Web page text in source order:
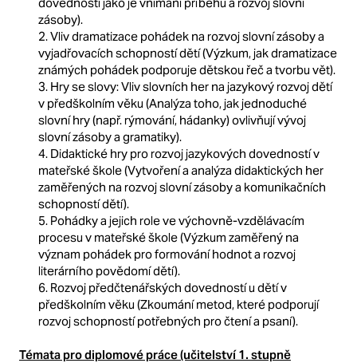
zásoby).
2. Vliv dramatizace pohádek na rozvoj slovní zásoby a
vyjadřovacích schopností dětí (Výzkum, jak dramatizace
známých pohádek podporuje dětskou řeč a tvorbu vět).
3. Hry se slovy: Vliv slovních her na jazykový rozvoj dětí
v předškolním věku (Analýza toho, jak jednoduché
slovní hry (např. rýmování, hádanky) ovlivňují vývoj
slovní zásoby a gramatiky).
4. Didaktické hry pro rozvoj jazykových dovedností v
mateřské škole (Vytvoření a analýza didaktických her
zaměřených na rozvoj slovní zásoby a komunikačních
schopností dětí).
5. Pohádky a jejich role ve výchovně-vzdělávacím
procesu v mateřské škole (Výzkum zaměřený na
význam pohádek pro formování hodnot a rozvoj
literárního povědomí dětí).
6. Rozvoj předčtenářských dovedností u dětí v
předškolním věku (Zkoumání metod, které podporují
rozvoj schopností potřebných pro čtení a psaní).
Témata pro diplomové práce (učitelství 1. stupně